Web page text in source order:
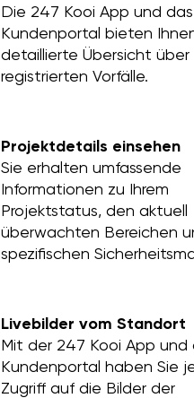
Die 247 Kooi App und das
Kundenportal bieten
detaillierte Übersicht über
registrierten Vorfälle.
Projektdetails einsehen
Sie erhalten umfassende
Informationen zu Ihrem
Projektstatus, den aktuell
überwachten Bereichen
spezifischen
Livebilder vom Standort
Mit der 247 Kooi App und
Kundenportal haben Sie
Zugriff auf die Bilder der